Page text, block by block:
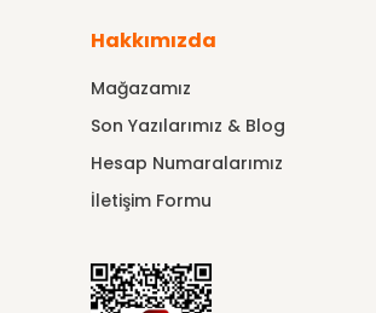
Hakkımızda
Mağazamız
Son Yazılarımız & Blog
Hesap Numaralarımız
İletişim Formu